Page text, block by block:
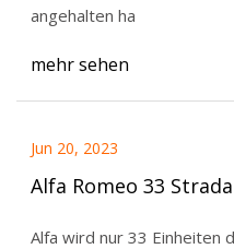
angehalten ha
mehr sehen
Jun 20, 2023
Alfa Romeo 33
Alfa wird nur 33 Einheiten